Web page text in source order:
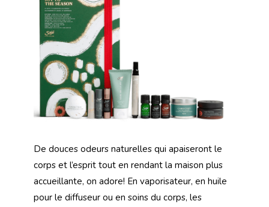
De douces odeurs naturelles qui apaiseront le
corps et l’esprit tout en rendant la maison plus
accueillante, on adore! En vaporisateur, en huile
pour le diffuseur ou en soins du corps, les